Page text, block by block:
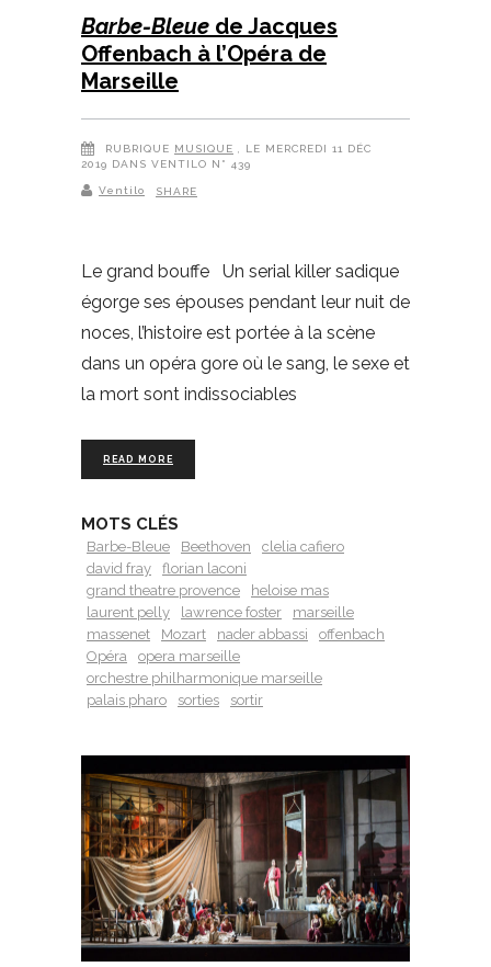
Barbe-Bleue de Jacques
Offenbach à l’Opéra de
Marseille
RUBRIQUE MUSIQUE , LE MERCREDI 11 DÉC
2019 DANS VENTILO N° 439
Ventilo SHARE
Le grand bouffe Un serial killer sadique
égorge ses épouses pendant leur nuit de
noces, l’histoire est portée à la scène
dans un opéra gore où le sang, le sexe et
la mort sont indissociables
READ MORE
MOTS CLÉS
Barbe-Bleue Beethoven
clelia cafiero
david fray
florian laconi
grand theatre provence
heloise mas
laurent pelly
lawrence foster
marseille
massenet
Mozart nader abbassi
offenbach
Opéra
opera marseille
orchestre philharmonique marseille
palais pharo
sorties sortir